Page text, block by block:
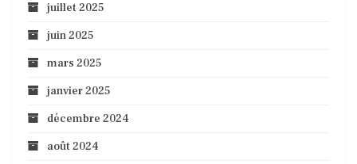
juillet 2025
juin 2025
mars 2025
janvier 2025
décembre 2024
août 2024